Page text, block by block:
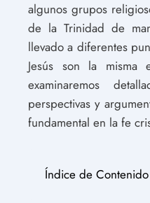
algunos grupos
de la Trinidad de
llevado a diferentes
Jesús son la misma
examinaremos
perspectivas y
fundamental en la fe
Índice de Contenido